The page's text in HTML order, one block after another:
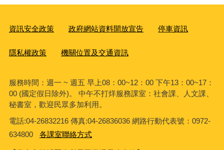
資訊安全政策 政府網站資料開放宣告 停車資訊
隱私權政策 機關位置及交通資訊
服務時間：週一 ~ 週五 早上08：00~12：00 下午13：00~17：
00 (國定假日除外)。 中午不打烊服務課室：社會課、人文課、
秘書室，歡迎民眾多加利用。
電話:04-26832216 傳真:04-26836036 網路行動代表號：0972-
634800
各課室聯絡方式